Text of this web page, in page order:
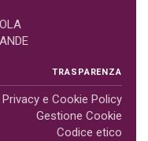
TRASPARENZA
Privacy e Cookie Policy
Gestione Cookie
Codice etico